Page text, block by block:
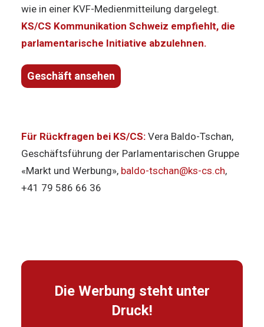
wie in einer KVF-Medienmitteilung dargelegt.
KS/CS Kommunikation Schweiz empfiehlt, die
parlamentarische Initiative abzulehnen.
Geschäft ansehen
Für Rückfragen bei KS/CS: Vera Baldo-Tschan,
Geschäftsführung der Parlamentarischen Gruppe
«Markt und Werbung», baldo-tschan@ks-cs.ch,
+41 79 586 66 36
Die Werbung steht unter
Druck!